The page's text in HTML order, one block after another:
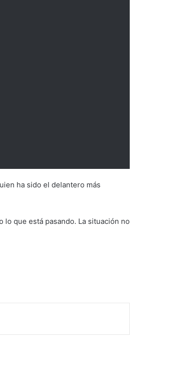
ha sido el delantero más
lo que está pasando. La situación no